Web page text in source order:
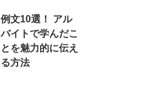
例文10選！ アル
バイトで学んだこ
とを魅力的に伝え
る方法